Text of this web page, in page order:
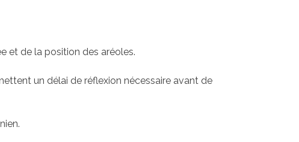
et de la position des aréoles.
un délai de réflexion nécessaire avant de